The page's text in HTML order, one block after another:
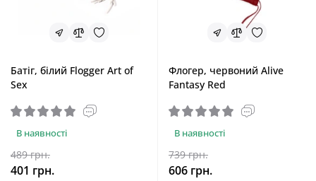
Батіг, білий Flogger Art of
Sex
В наявності
489 грн.
401 грн.
Флогер, червоний Alive
Fantasy Red
В наявності
739 грн.
606 грн.